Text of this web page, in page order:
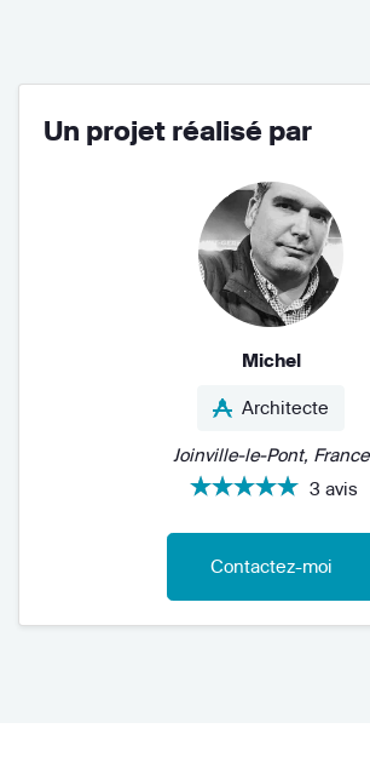
Un projet réalisé par
Michel
Architecte
Joinville-le-Pont, France
3 avis
Contactez-moi